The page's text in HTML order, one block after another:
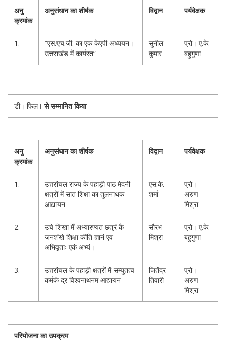
अनु
क्रमांक
अनुसंधान का शीर्षक विद्वान पर्यवेक्षक
1.
“एस.एच.जी. का एक केएपी अध्ययन।
उत्तराखंड में कार्यरत”
सुनील
कुमार
प्रो। ए.के.
बहुगुणा
डी। फिल। से सम्मानित किया
अनु
क्रमांक
अनुसंधान का शीर्षक विद्वान पर्यवेक्षक
1.
उत्तरांचल राज्य के पहाड़ी पाठ मेदनी
क्षत्रों में सात शिक्षा का तुलनाथक
आद्यायन
एस.के.
शर्मा
प्रो।
अरुण
मिश्रा
2.
उचे शिखा मेँ अभ्यारण्यत छत्रं कै
जनशंखे शिक्षा कींति ज्ञानं एव
अभिवृताः एकं अभ्यं।
सौरभ
मिश्रा
प्रो। ए.के.
बहुगुणा
3.
उत्तरांचल के पहाड़ी क्षत्रों में सम्युतत्व
कर्मकं द्र विश्वनाथनम आद्यायन
जितेंद्र
तिवारी
प्रो।
अरुण
मिश्रा
परियोजना का उपक्रम